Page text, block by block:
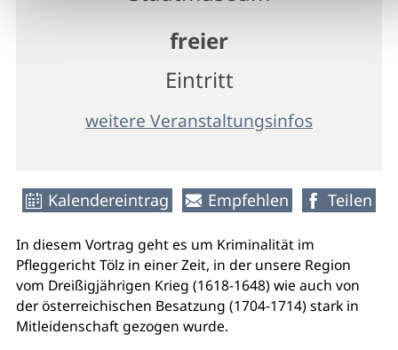
freier
Eintritt
weitere Veranstaltungsinfos
Kalendereintrag Empfehlen Teilen
In diesem Vortrag geht es um Kriminalität im
Pfleggericht Tölz in einer Zeit, in der unsere Region
vom Dreißigjährigen Krieg (1618-1648) wie auch von
der österreichischen Besatzung (1704-1714) stark in
Mitleidenschaft gezogen wurde.